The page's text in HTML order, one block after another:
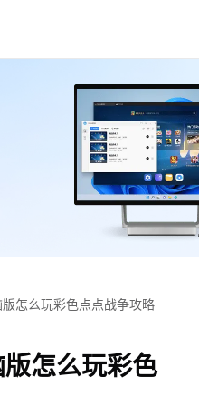
怎么玩彩色点点战争攻略
怎么玩彩色